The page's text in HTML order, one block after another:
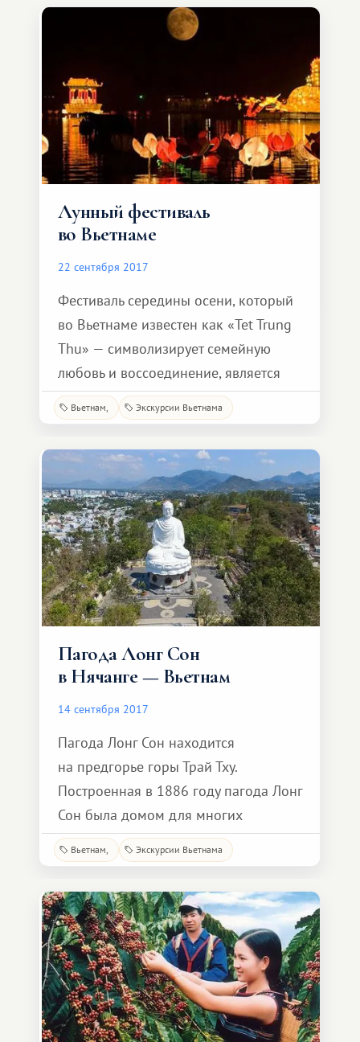
одним из основных источников
дохода для прибрежных общин.
Вьетнаму, Вы найдете множество
прекрасных пляжей, на котор
Лунный фестиваль
во Вьетнаме
22 сентября 2017
Фестиваль середины осени, который
во Вьетнаме известен как «Tet Trung
Thu» — символизирует семейную
любовь и воссоединение, является
излюбленным праздником для
этнических китайцев и вьетнамцев
во всем мире. Ежегодный фестиваль
проводится в 15-й день восьмого
месяца по лунному календарю,
который выпадает на 4 октября
2017 года. Праздник часто назыв
Вьетнам Экскурсии Вьетнама
Пагода Лонг Сон
в Нячанге — Вьетнам
14 сентября 2017
Пагода Лонг Сон находится
на предгорье горы Трай Тху.
Построенная в 1886 году пагода Лонг
Сон была домом для многих
высокопоставленных буддийских
монахов. В 1936 году здесь был
основан Фонд буддийских
исследований Вьетнама. Во время
сильного шторма в 1900 году пагода
была серьезно повреждена, и после
восстановления храма была
перенесена к подножию
Вьетнам Экскурсии Вьетнама